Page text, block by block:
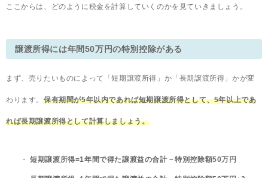
ここからは、どのように税金を計算していくのかを見ていきましょう。
譲渡所得には年間50万円の特別控除がある
まず、売りたいものによって「短期譲渡所得」か「長期譲渡所得」かが変
わります。 保有期間が5年以内であれば短期譲渡所得として、5年以上であ
れば長期譲渡所得として計算しましょう。
短期譲渡所得=1年間で得た譲渡益の合計－特別控除額50万円